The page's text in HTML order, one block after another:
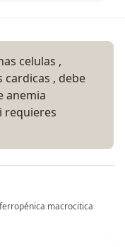
celulas ,
cardicas , debe
anemia
requieres
macrocitica